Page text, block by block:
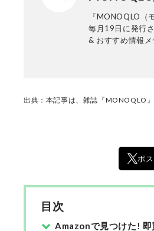
『MONOQLO（
毎月19日に発行
& おすすめ情報
11名以上の編集
出典：本記事は、雑誌『MONOQLO
ポス
目次
Amazonで見つけた!